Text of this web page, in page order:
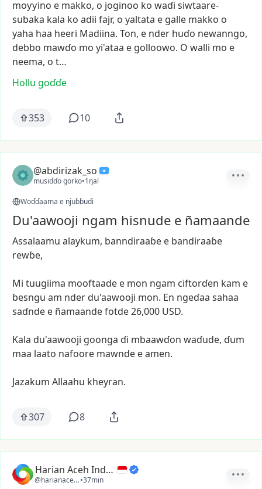
moƴƴino e makko, o joginoo ko waɗi siwtaare-
subaka kala ko adii fajr, o yaltata e galle makko o
yaha haa heeri Madiina. Ton, e nder huɗo newanngo,
debbo mawɗo mo yi'ataa e golloowo. O walli mo e
neema, o t…
Hollu goɗɗe
353 10
@abdirizak_so
musiɗɗo gorko•1ŋal
Woɗɗaama e njuɓɓudi
Du'aawooji ngam hisnude e ñamaande
Assalaamu alaykum, banndiraaɓe e bandiraaɓe
rewɓe,
Mi tuugiima mooftaade e mon ngam ciftorɗen kam e
ɓesngu am nder du'aawooji mon. En ngeɗaa sahaa
saɗnde e ñamaandefotde26,000 USD.
Kala du'aawooji goonga ɗi mbaawɗon waɗude, ɗum
maa laato nafoore mawnde eamen.
Jazakum Allaahu kheyran.
307 8
Harian Aceh Indonesia
@harianacehindonesia
•37min